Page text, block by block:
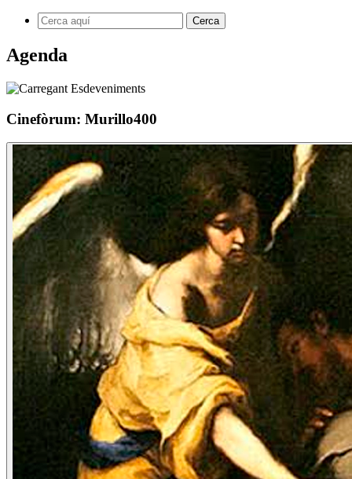
Agenda
Cinefòrum: Murillo400